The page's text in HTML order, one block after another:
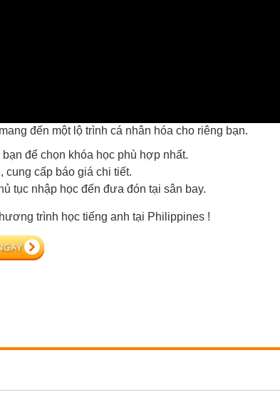
đến một lộ trình cá nhân hóa cho riêng bạn.
để chọn khóa học phù hợp nhất.
cung cấp báo giá chi tiết.
tục nhập học đến đưa đón tại sân bay.
trình học tiếng anh tại Philippines !